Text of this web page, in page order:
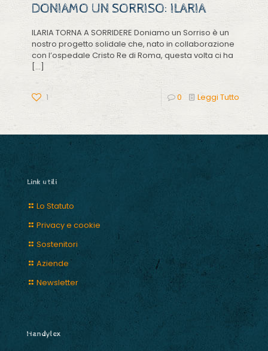
DONIAMO UN SORRISO: ILARIA
ILARIA TORNA A SORRIDERE Doniamo un Sorriso è un
nostro progetto solidale che, nato in collaborazione
con l’ospedale Cristo Re di Roma, questa volta ci ha
[…]
1 0 Leggi Tutto
Link utili
Lo Statuto
Privacy e cookie
Sostenitori
Aziende
Newsletter
Handylex